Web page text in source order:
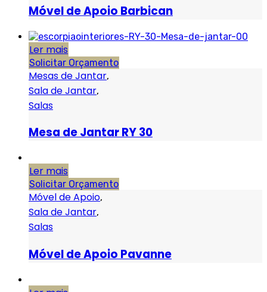
Móvel de Apoio Barbican
Ler mais
Solicitar Orçamento
Mesas de Jantar,
Sala de Jantar,
Salas
Mesa de Jantar RY 30
Ler mais
Solicitar Orçamento
Móvel de Apoio,
Sala de Jantar,
Salas
Móvel de Apoio Pavanne